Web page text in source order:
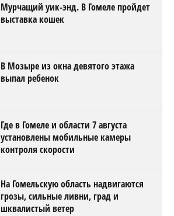
Мурчащий уик-энд. В Гомеле пройдет
выставка кошек
В Мозыре из окна девятого этажа
выпал ребенок
Где в Гомеле и области 7 августа
установлены мобильные камеры
контроля скорости
На Гомельскую область надвигаются
грозы, сильные ливни, град и
шквалистый ветер